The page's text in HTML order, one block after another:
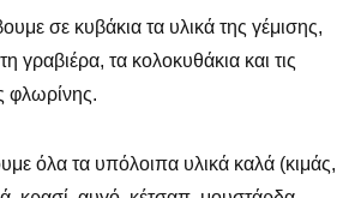
σε κυβάκια τα υλικά της γέμισης,
γραβιέρα, τα κολοκυθάκια και τις
φλωρίνης.
όλα τα υπόλοιπα υλικά καλά (κιμάς,